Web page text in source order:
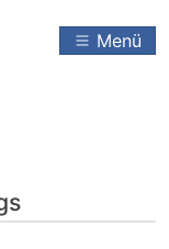
Menü